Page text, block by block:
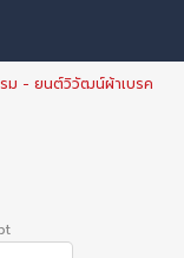
ม - ยนต์วิวัฒน์ผ้าเบรค